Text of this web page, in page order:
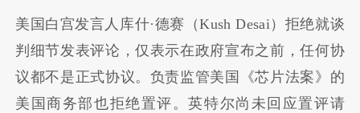
美国白宫发言人库什·德赛（Kush Desai）拒绝就谈
判细节发表评论，仅表示在政府宣布之前，任何协
议都不是正式协议。负责监管美国《芯片法案》的
美国商务部也拒绝置评。英特尔尚未回应置评请